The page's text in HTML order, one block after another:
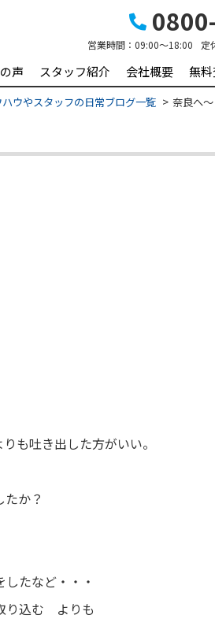
営業時間： 09:00～18:00 定
声 スタッフ紹介 会社概要 無
ウやスタッフの日常ブログ一覧 奈良へ～
も吐き出した方がいい。
か？
たなど・・・
り込む よりも